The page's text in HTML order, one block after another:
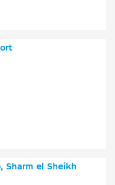
Sharm el Sheikh